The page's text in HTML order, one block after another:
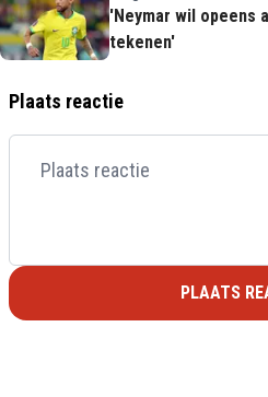
'Neymar wil opeens
tekenen'
Plaats reactie
PLAATS